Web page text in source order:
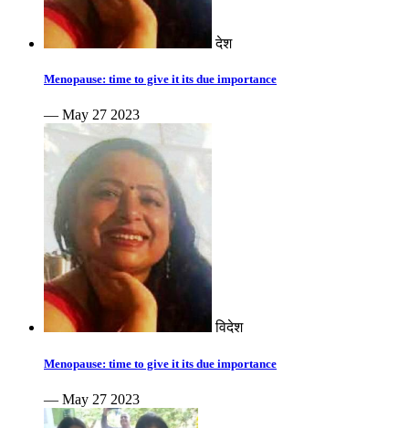
देश
Menopause: time to give it its due importance
— May 27 2023
विदेश
Menopause: time to give it its due importance
— May 27 2023